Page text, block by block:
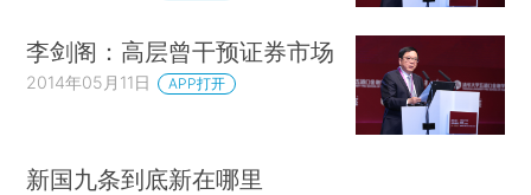
李剑阁：高层曾干预证券市场
2014年05月11日 APP打开
新国九条到底新在哪里